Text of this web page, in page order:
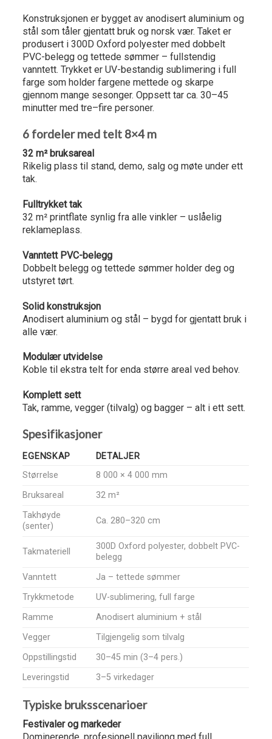
Konstruksjonen er bygget av anodisert aluminium og
stål som tåler gjentatt bruk og norsk vær. Taket er
produsert i 300D Oxford polyester med dobbelt
PVC-belegg og tettede sømmer – fullstendig
vanntett. Trykket er UV-bestandig sublimering i full
farge som holder fargene mettede og skarpe
gjennom mange sesonger. Oppsett tar ca. 30–45
minutter med tre–fire personer.
6 fordeler med telt 8×4 m
32 m² bruksareal
Rikelig plass til stand, demo, salg og møte under ett
tak.
Fulltrykket tak
32 m² printflate synlig fra alle vinkler – uslåelig
reklameplass.
Vanntett PVC-belegg
Dobbelt belegg og tettede sømmer holder deg og
utstyret tørt.
Solid konstruksjon
Anodisert aluminium og stål – bygd for gjentatt bruk i
alle vær.
Modulær utvidelse
Koble til ekstra telt for enda større areal ved behov.
Komplett sett
Tak, ramme, vegger (tilvalg) og bagger – alt i ett sett.
Spesifikasjoner
EGENSKAP
DETALJER
Størrelse
8 000 × 4 000 mm
Bruksareal
32 m²
Takhøyde
(senter)
Ca. 280–320 cm
Takmateriell
300D Oxford polyester, dobbelt PVC-
belegg
Vanntett
Ja – tettede sømmer
Trykkmetode
UV-sublimering, full farge
Ramme
Anodisert aluminium + stål
Vegger
Tilgjengelig som tilvalg
Oppstillingstid
30–45 min (3–4 pers.)
Leveringstid
3–5 virkedager
Typiske bruksscenarioer
Festivaler og markeder